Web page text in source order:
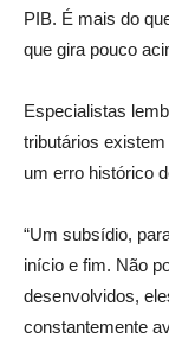
PIB. É mais do
que gira pouco
Especialistas
tributários
um erro histórico
“Um subsídio,
início e fim. Não
desenvolvidos,
constantemente